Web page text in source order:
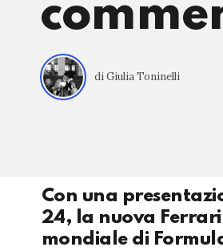
di Giulia Toninelli
Con una
24, la nuova Ferrari
mondiale di